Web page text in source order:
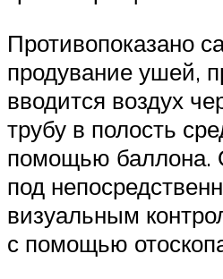
Противопоказано
продувание ушей,
вводится воздух
трубу в полость
помощью баллона.
под
визуальным
с помощью